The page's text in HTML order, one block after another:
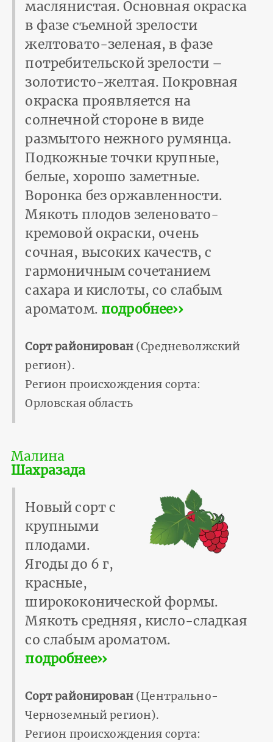
маслянистая. Основная окраска
в фазе съемной зрелости
желтовато-зеленая, в фазе
потребительской зрелости –
золотисто-желтая. Покровная
окраска проявляется на
солнечной стороне в виде
размытого нежного румянца.
Подкожные точки крупные,
белые, хорошо заметные.
Воронка без оржавленности.
Мякоть плодов зеленовато-
кремовой окраски, очень
сочная, высоких качеств, с
гармоничным сочетанием
сахара и кислоты, со слабым
ароматом. подробнее››
Сорт районирован(Средневолжский
регион).
Регион происхождения сорта:
Орловская область
Малина
Шахразада
Новый сорт с
крупными
плодами.
Ягоды до 6 г,
красные,
ширококонической формы.
Мякоть средняя, кисло-сладкая
со слабым ароматом.
подробнее››
Сорт районирован(Центрально-
Черноземный регион).
Регион происхождения сорта: